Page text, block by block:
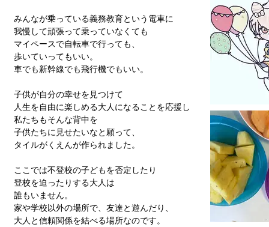
みんなが乗っている義務教育という電車に
我慢して頑張って乗っていなくても
マイペースで自転車で行っても、
歩いていってもいい。
車でも新幹線でも飛行機でもいい。
子供が自分の幸せを見つけて
人生を自由に楽しめる大人になることを応援し
私たちもそんな背中を
子供たちに見せたいなと願って、
タイルがくえんが作られました。
ここでは不登校の子どもを否定したり
登校を迫ったりする大人は
誰もいません。
家や学校以外の場所で、友達と遊んだり、
大人と信頼関係を結べる場所なのです。